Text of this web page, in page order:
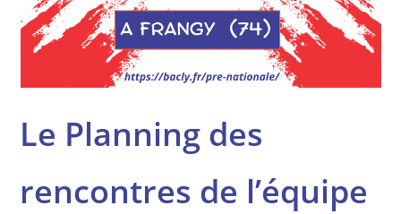
Le Planning des
rencontres de l’équipe